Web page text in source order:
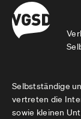
Selbstständige
vertreten die
sowie kleinen